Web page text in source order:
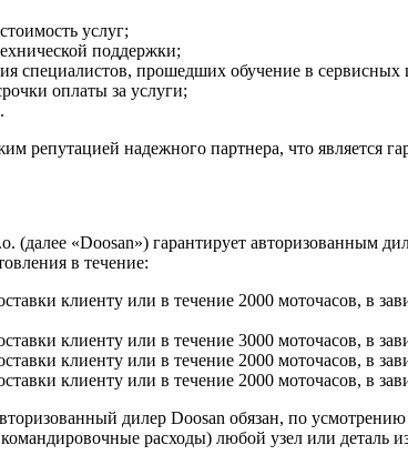
услуг;
поддержки;
специалистов, прошедших обучение в сервисных
оплаты за услуги;
репутацией надежного партнера, что является
(далее «Doosan») гарантирует авторизованным
в течение:
клиенту или в течение 2000 моточасов, в
клиенту или в течение 3000 моточасов, в
клиенту или в течение 2000 моточасов, в
клиенту или в течение 2000 моточасов, в
дилер Doosan обязан, по
расходы) любой узел или деталь